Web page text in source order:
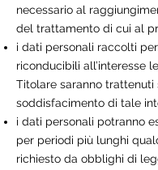
necessario al
del trattamento di cui al
i dati personali raccolti
riconducibili all’interesse
Titolare saranno trattenuti
soddisfacimento di tale
i dati personali potranno
per periodi più lunghi
richiesto da obblighi di